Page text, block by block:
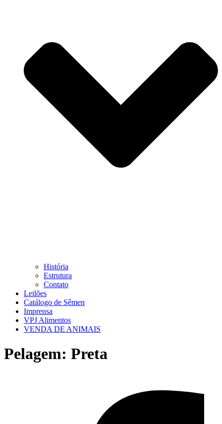
História
Estrutura
Contato
Leilões
Catálogo de Sêmen
Imprensa
VPJ Alimentos
VENDA DE ANIMAIS
Pelagem: Preta